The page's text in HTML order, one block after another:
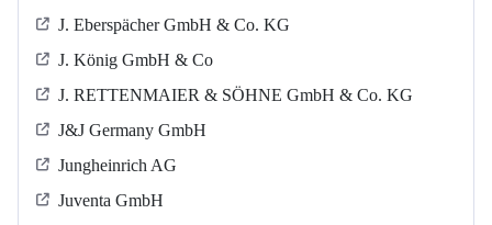
J. Eberspächer GmbH & Co. KG
J. König GmbH & Co
J. RETTENMAIER & SÖHNE GmbH & Co. KG
J&J Germany GmbH
Jungheinrich AG
Juventa GmbH